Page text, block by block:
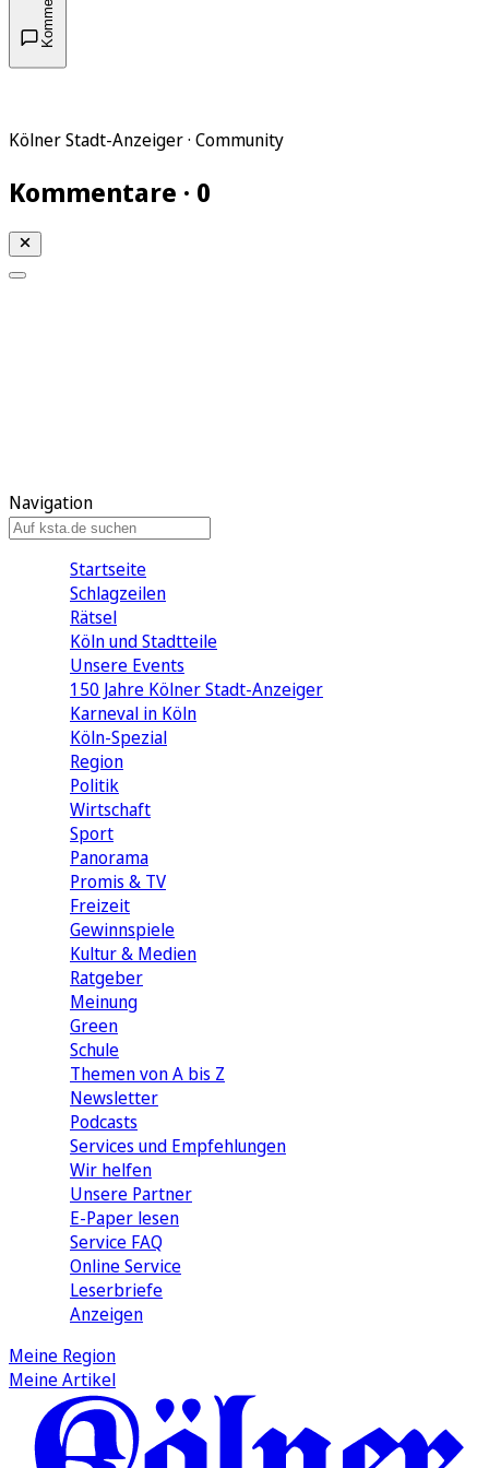
Kölner Stadt-Anzeiger · Community
Kommentare · 0
Navigation
Startseite
Schlagzeilen
Rätsel
Köln und Stadtteile
Unsere Events
150 Jahre Kölner Stadt-Anzeiger
Karneval in Köln
Köln-Spezial
Region
Politik
Wirtschaft
Sport
Panorama
Promis & TV
Freizeit
Gewinnspiele
Kultur & Medien
Ratgeber
Meinung
Green
Schule
Themen von A bis Z
Newsletter
Podcasts
Services und Empfehlungen
Wir helfen
Unsere Partner
E-Paper lesen
Service FAQ
Online Service
Leserbriefe
Anzeigen
Meine Region
Meine Artikel